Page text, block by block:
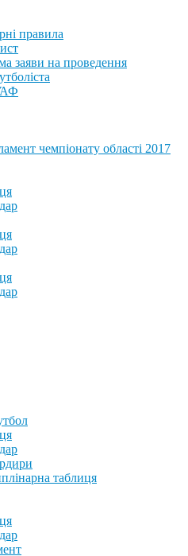
правила
заяви на проведення
чемпіонату області 2017
таблиця